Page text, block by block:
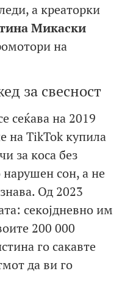
а креаторки
Микаски
на
за свесност
сеќава на 2019
на TikTok купила
за коса без
нарушен сон, а не
Од 2023
секојдневно им
200 000
го сакавте
да ви го